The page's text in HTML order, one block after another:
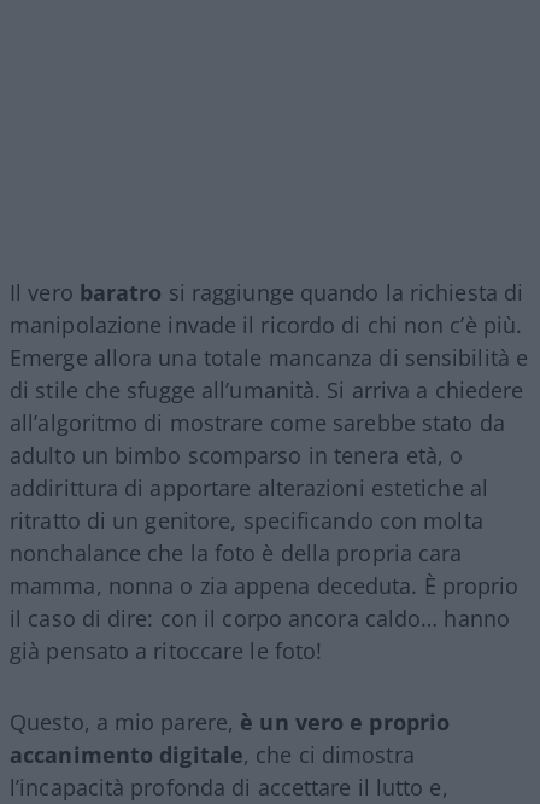
Il vero baratro si raggiunge quando la richiesta di
manipolazione invade il ricordo di chi non c’è più.
Emerge allora una totale mancanza di sensibilità e
di stile che sfugge all’umanità. Si arriva a chiedere
all’algoritmo di mostrare come sarebbe stato da
adulto un bimbo scomparso in tenera età, o
addirittura di apportare alterazioni estetiche al
ritratto di un genitore, specificando con molta
nonchalance che la foto è della propria cara
mamma, nonna o zia appena deceduta. È proprio
il caso di dire: con il corpo ancora caldo… hanno
già pensato a ritoccare le foto!
Questo, a mio parere, è un vero e proprio
accanimento digitale, che ci dimostra
l’incapacità profonda di accettare il lutto e,